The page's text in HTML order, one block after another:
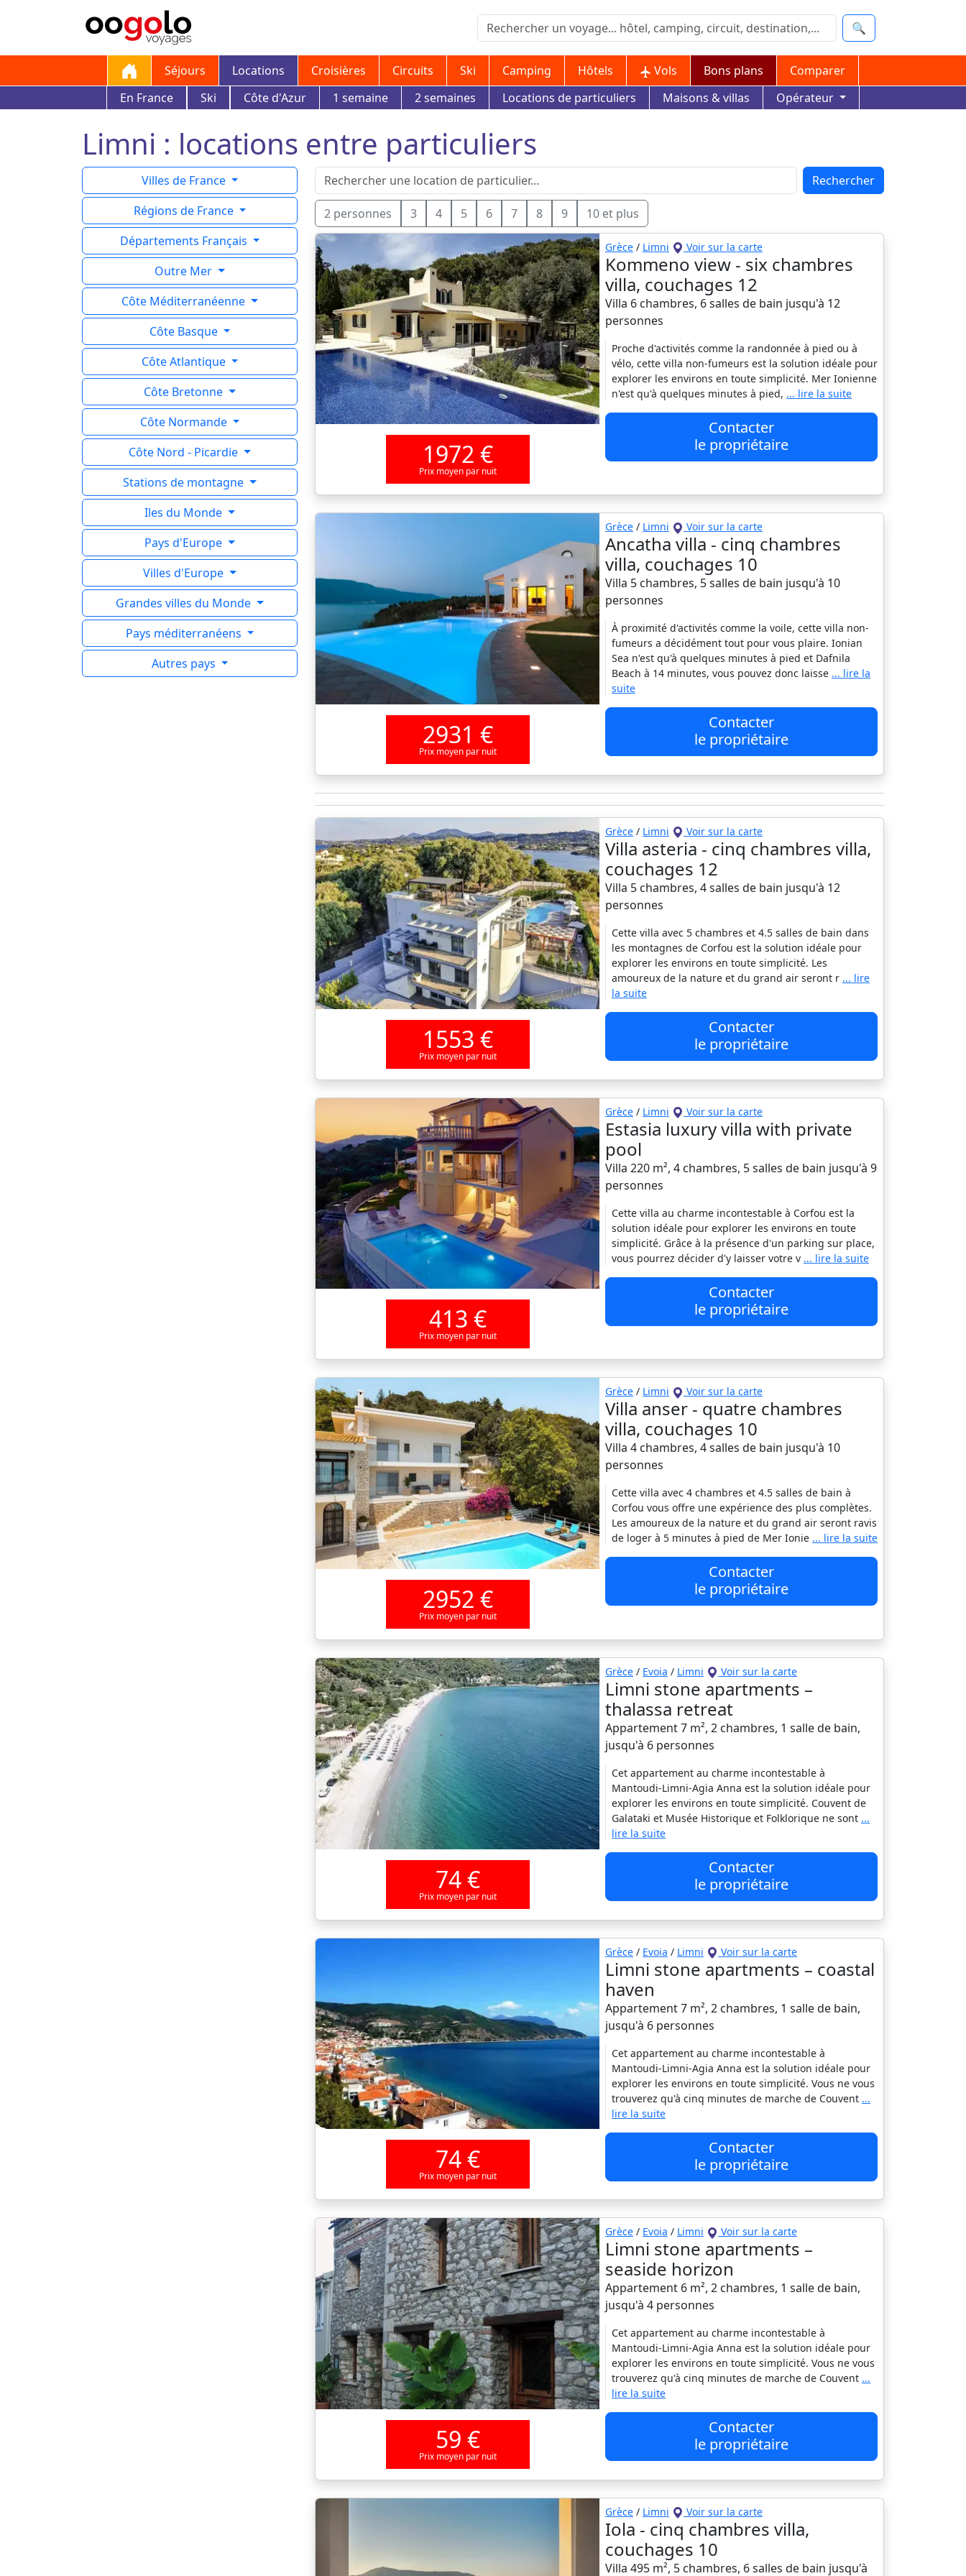
🔍
Séjours Locations Croisières Circuits Ski Camping Hôtels Vols Bons plans
Comparer
En France
Ski Côte d'Azur 1 semaine 2 semaines Locations de particuliers Maisons & villas Opérateur
Limni : locations entre particuliers
Villes de France
Régions de France
Départements Français
Outre Mer
Côte Méditerranéenne
Côte Basque
Côte Atlantique
Côte Bretonne
Côte Normande
Côte Nord - Picardie
Stations de montagne
Iles du Monde
Pays d'Europe
Villes d'Europe
Grandes villes du Monde
Pays méditerranéens
Autres pays
Rechercher
2 personnes 3 4 5 6 7 8 9 10 et plus
1972 €
Prix moyen par nuit
Grèce / Limni Voir sur la carte
Kommeno view - six chambres
villa, couchages 12
Villa 6 chambres, 6 salles de bain jusqu'à 12
personnes
Proche d'activités comme la randonnée à pied ou à
vélo, cette villa non-fumeurs est la solution idéale pour
explorer les environs en toute simplicité. Mer Ionienne
n'est qu'à quelques minutes à pied, ... lire la suite
Contacter
le propriétaire
2931 €
Prix moyen par nuit
Grèce / Limni Voir sur la carte
Ancatha villa - cinq chambres
villa, couchages 10
Villa 5 chambres, 5 salles de bain jusqu'à 10
personnes
À proximité d'activités comme la voile, cette villa non-
fumeurs a décidément tout pour vous plaire. Ionian
Sea n'est qu'à quelques minutes à pied et Dafnila
Beach à 14 minutes, vous pouvez donc laisse ... lire la
suite
Contacter
le propriétaire
1553 €
Prix moyen par nuit
Grèce / Limni Voir sur la carte
Villa asteria - cinq chambres villa,
couchages 12
Villa 5 chambres, 4 salles de bain jusqu'à 12
personnes
Cette villa avec 5 chambres et 4.5 salles de bain dans
les montagnes de Corfou est la solution idéale pour
explorer les environs en toute simplicité. Les
amoureux de la nature et du grand air seront r ... lire
la suite
Contacter
le propriétaire
413 €
Prix moyen par nuit
Grèce / Limni Voir sur la carte
Estasia luxury villa with private
pool
Villa 220 m², 4 chambres, 5 salles de bain jusqu'à 9
personnes
Cette villa au charme incontestable à Corfou est la
solution idéale pour explorer les environs en toute
simplicité. Grâce à la présence d'un parking sur place,
vous pourrez décider d'y laisser votre v ... lire la suite
Contacter
le propriétaire
2952 €
Prix moyen par nuit
Grèce / Limni Voir sur la carte
Villa anser - quatre chambres
villa, couchages 10
Villa 4 chambres, 4 salles de bain jusqu'à 10
personnes
Cette villa avec 4 chambres et 4.5 salles de bain à
Corfou vous offre une expérience des plus complètes.
Les amoureux de la nature et du grand air seront ravis
de loger à 5 minutes à pied de Mer Ionie ... lire la suite
Contacter
le propriétaire
74 €
Prix moyen par nuit
Grèce / Evoia / Limni Voir sur la carte
Limni stone apartments –
thalassa retreat
Appartement 7 m², 2 chambres, 1 salle de bain,
jusqu'à 6 personnes
Cet appartement au charme incontestable à
Mantoudi-Limni-Agia Anna est la solution idéale pour
explorer les environs en toute simplicité. Couvent de
Galataki et Musée Historique et Folklorique ne sont ...
lire la suite
Contacter
le propriétaire
74 €
Prix moyen par nuit
Grèce / Evoia / Limni Voir sur la carte
Limni stone apartments – coastal
haven
Appartement 7 m², 2 chambres, 1 salle de bain,
jusqu'à 6 personnes
Cet appartement au charme incontestable à
Mantoudi-Limni-Agia Anna est la solution idéale pour
explorer les environs en toute simplicité. Vous ne vous
trouverez qu'à cinq minutes de marche de Couvent ...
lire la suite
Contacter
le propriétaire
59 €
Prix moyen par nuit
Grèce / Evoia / Limni Voir sur la carte
Limni stone apartments –
seaside horizon
Appartement 6 m², 2 chambres, 1 salle de bain,
jusqu'à 4 personnes
Cet appartement au charme incontestable à
Mantoudi-Limni-Agia Anna est la solution idéale pour
explorer les environs en toute simplicité. Vous ne vous
trouverez qu'à cinq minutes de marche de Couvent ...
lire la suite
Contacter
le propriétaire
Grèce / Limni Voir sur la carte
Iola - cinq chambres villa,
couchages 10
Villa 495 m², 5 chambres, 6 salles de bain jusqu'à